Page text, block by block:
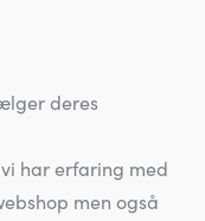
deres
har erfaring med
men også